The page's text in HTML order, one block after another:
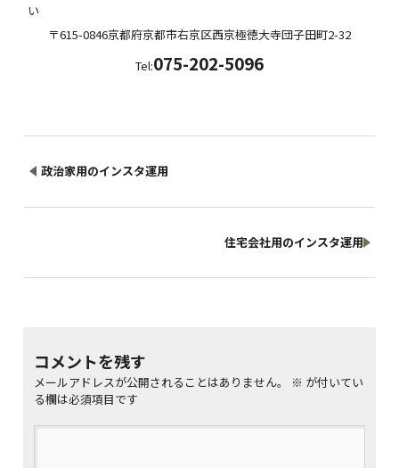
い
〒615-0846京都府京都市右京区西京極徳大寺団子田町2-32
Tel:075-202-5096
政治家用のインスタ運用
住宅会社用のインスタ運用
コメントを残す
メールアドレスが公開されることはありません。 ※ が付いてい
る欄は必須項目です